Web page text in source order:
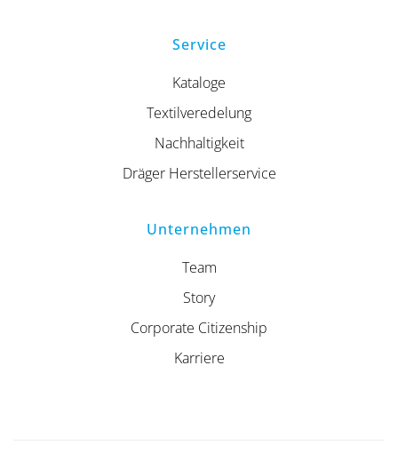
Service
Kataloge
Textilveredelung
Nachhaltigkeit
Dräger Herstellerservice
Unternehmen
Team
Story
Corporate Citizenship
Karriere